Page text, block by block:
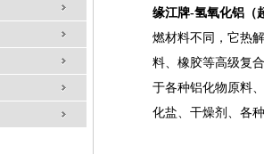
缘江牌-氢氧化铝（
燃材料不同，它热
料、橡胶等高级复
于各种铝化物原料
化盐、干燥剂、各